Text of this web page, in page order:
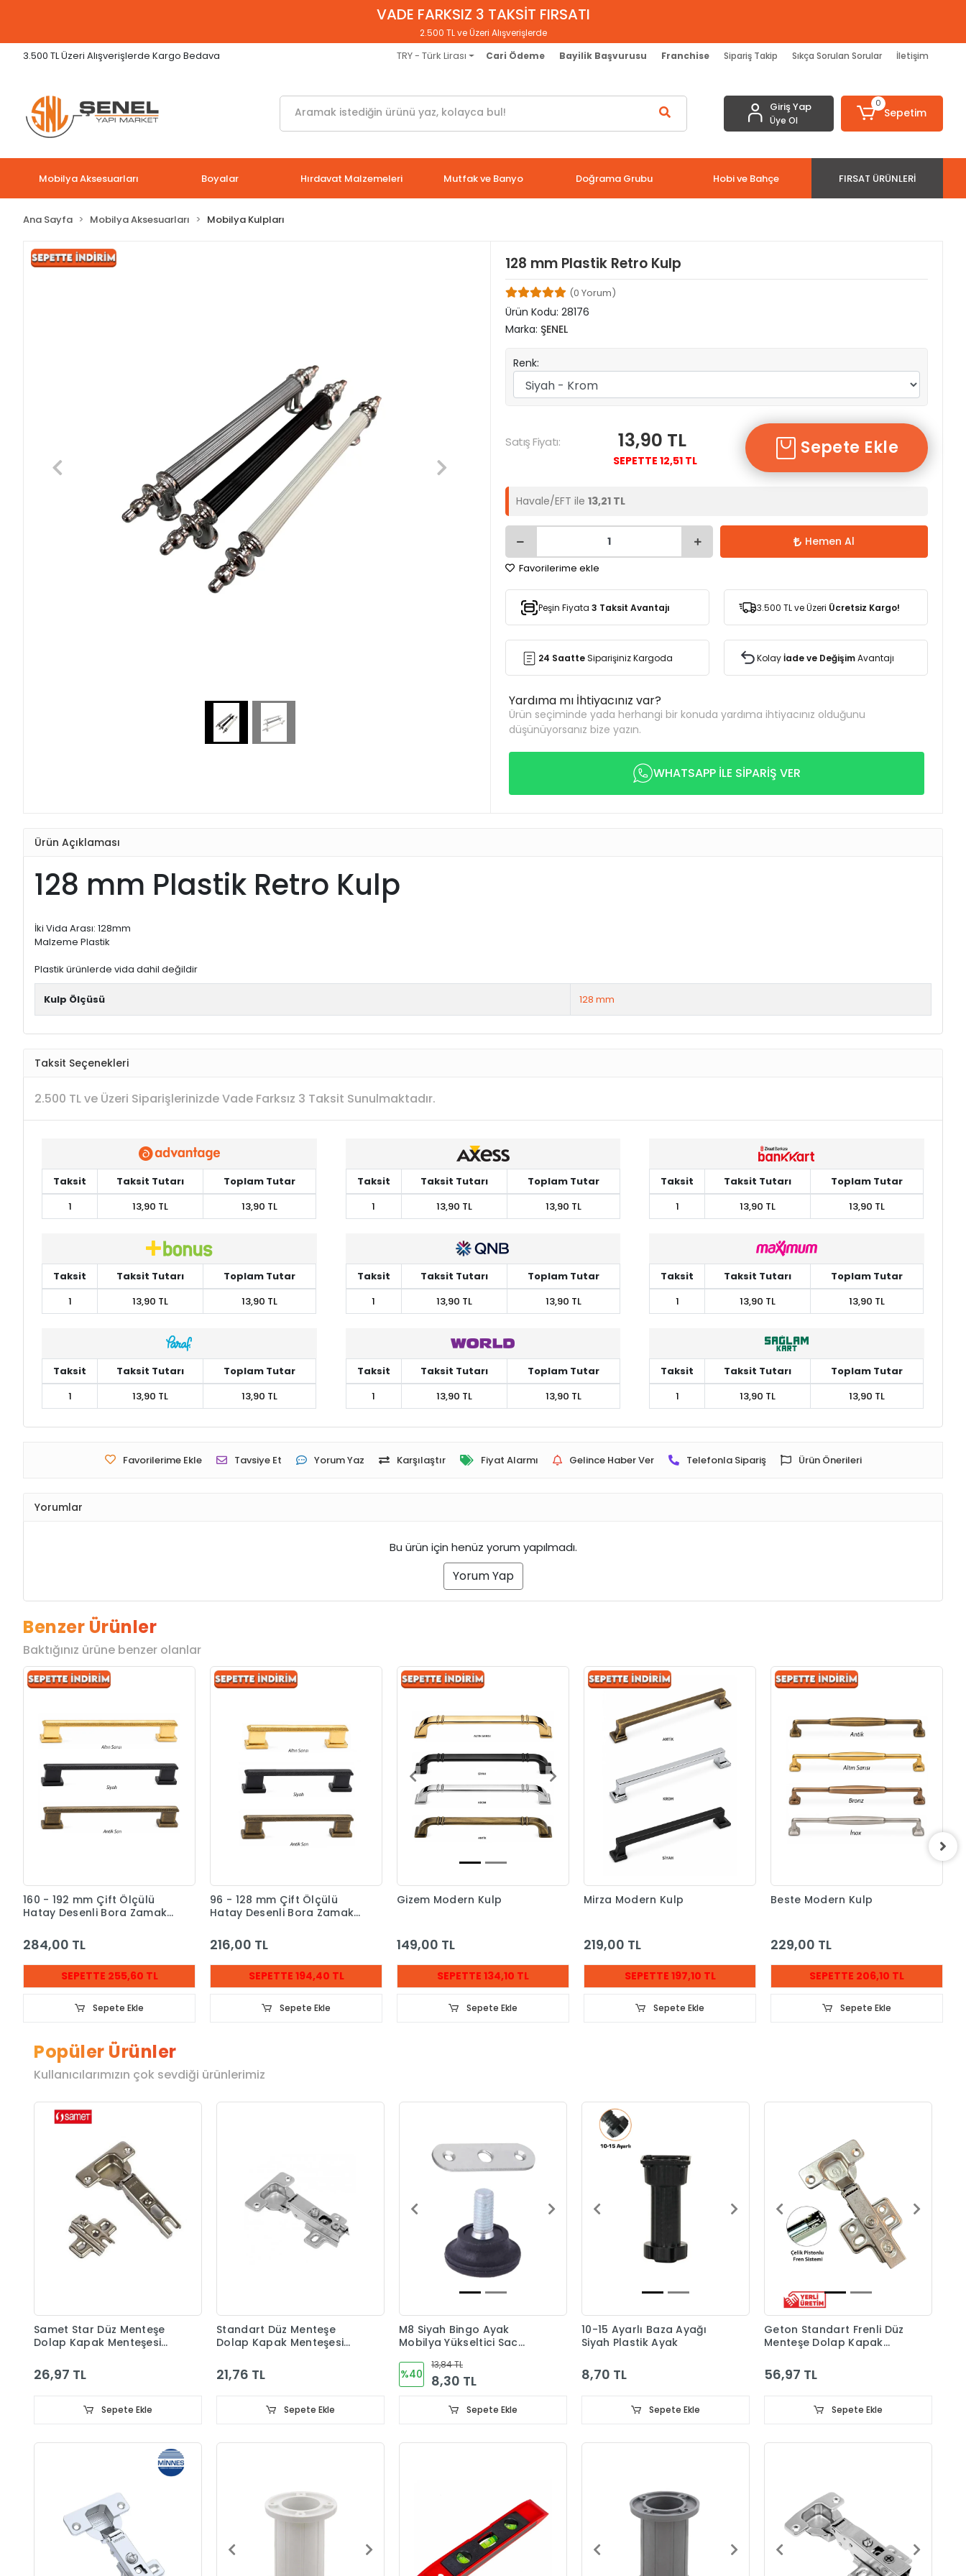
VADE FARKSIZ 3 TAKSİT FIRSATI
2.500 TL ve Üzeri Alışverişlerde
3.500 TL Üzeri Alışverişlerde Kargo Bedava TRY - Türk Lirası Cari Ödeme Bayilik Başvurusu Franchise Sipariş Takip Sıkça Sorulan Sorular İletişim
Giriş Yap
Üye Ol
0
Sepetim
Mobilya Aksesuarları Boyalar Hırdavat Malzemeleri Mutfak ve Banyo Doğrama Grubu Hobi ve Bahçe FIRSAT ÜRÜNLERI
Ana Sayfa Mobilya Aksesuarları Mobilya Kulpları
128 mm Plastik Retro Kulp
(0 Yorum)
Ürün Kodu: 28176
Marka: ŞENEL
Renk:
Satış Fiyatı: 13,90 TL
SEPETTE 12,51 TL
Sepete Ekle
Havale/EFT ile 13,21 TL
Hemen Al
Favorilerime ekle
Peşin Fiyata 3 Taksit Avantajı 3.500 TL ve Üzeri Ücretsiz Kargo!
24 SaatteSiparişiniz Kargoda Kolayİade ve DeğişimAvantajı
Yardıma mı İhtiyacınız var?
Ürün seçiminde yada herhangi bir konuda yardıma ihtiyacınız olduğunu
düşünüyorsanız bize yazın.
WHATSAPP İLE SİPARİŞ VER
Ürün Açıklaması
128 mm Plastik Retro Kulp
İki Vida Arası: 128mm
Malzeme Plastik
Plastik ürünlerde vida dahil değildir
Kulp Ölçüsü 128 mm
Taksit Seçenekleri
2.500 TL ve Üzeri Siparişlerinizde Vade Farksız 3 Taksit Sunulmaktadır.
Taksit Taksit Tutarı
Toplam Tutar
1
13,90 TL 13,90 TL
Taksit Taksit Tutarı
Toplam Tutar
1
13,90 TL 13,90 TL
Taksit Taksit Tutarı
Toplam Tutar
1
13,90 TL 13,90 TL
Taksit Taksit Tutarı
Toplam Tutar
1
13,90 TL 13,90 TL
Taksit Taksit Tutarı
Toplam Tutar
1
13,90 TL 13,90 TL
Taksit Taksit Tutarı
Toplam Tutar
1
13,90 TL 13,90 TL
Taksit Taksit Tutarı
Toplam Tutar
1
13,90 TL 13,90 TL
Taksit Taksit Tutarı
Toplam Tutar
1
13,90 TL 13,90 TL
Taksit Taksit Tutarı
Toplam Tutar
1
13,90 TL 13,90 TL
Favorilerime Ekle Tavsiye Et Yorum Yaz Karşılaştır Fiyat Alarmı Gelince Haber Ver Telefonla Sipariş Ürün Önerileri
Yorumlar
Bu ürün için henüz yorum yapılmadı.
Yorum Yap
Benzer Ürünler
Baktığınız ürüne benzer olanlar
160 - 192 mm Çift Ölçülü
Hatay Desenli Bora Zamak
284,00 TL
SEPETTE 255,60 TL
Sepete Ekle
96 - 128 mm Çift Ölçülü
Hatay Desenli Bora Zamak
216,00 TL
SEPETTE 194,40 TL
Sepete Ekle
Gizem Modern Kulp
149,00 TL
SEPETTE 134,10 TL
Sepete Ekle
Mirza Modern Kulp
219,00 TL
SEPETTE 197,10 TL
Sepete Ekle
Beste Modern Kulp
229,00 TL
SEPETTE 206,10 TL
Sepete Ekle
Popüler Ürünler
Kullanıcılarımızın çok sevdiği ürünlerimiz
Samet Star Düz Menteşe
Dolap Kapak Menteşesi
26,97 TL
Sepete Ekle
Standart Düz Menteşe
Dolap Kapak Menteşesi
21,76 TL
Sepete Ekle
M8 Siyah Bingo Ayak
Mobilya Yükseltici Sac
%40
13,84 TL
8,30 TL
Sepete Ekle
10-15 Ayarlı Baza Ayağı
Siyah Plastik Ayak
8,70 TL
Sepete Ekle
Geton Standart Frenli Düz
Menteşe Dolap Kapak
56,97 TL
Sepete Ekle